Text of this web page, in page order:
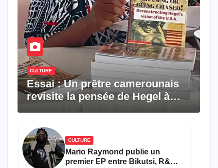
CULTURE
Essai : Un prêtre camerounais
revisite la pensée de Hegel à
CULTURE
Mario Raymond publie un
premier EP entre Bikutsi, R&B